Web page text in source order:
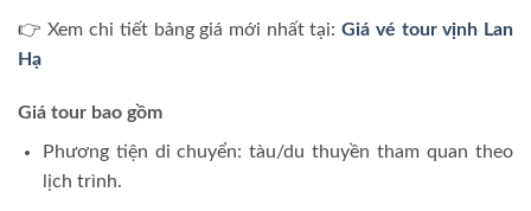
👉 Xem chi tiết bảng giá mới nhất tại:Giá vé tour vịnh Lan
Hạ
Giá tour bao gồm
Phương tiện di chuyển: tàu/du thuyền tham quan theo
lịch trình.